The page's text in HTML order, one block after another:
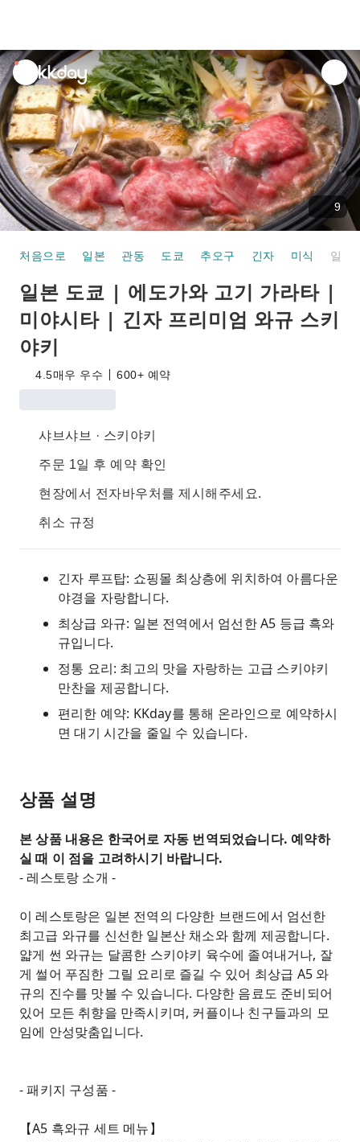
unread
notifications
9
처음으로 일본 관동 도쿄 추오구 긴자 미식
일본 도쿄 | 에도가와 고기 가라타 |
미야시타 | 긴자 프리미엄 와규 스키
야키
4.5매우 우수 600+ 예약
샤브샤브 · 스키야키
주문 1일 후 예약 확인
현장에서 전자바우처를 제시해주세요.
취소 규정
긴자 루프탑: 쇼핑몰 최상층에 위치하여 아름다운
야경을 자랑합니다.
최상급 와규: 일본 전역에서 엄선한 A5 등급 흑와
규입니다.
정통 요리: 최고의 맛을 자랑하는 고급 스키야키
만찬을 제공합니다.
편리한 예약: KKday를 통해 온라인으로 예약하시
면 대기 시간을 줄일 수 있습니다.
상품 설명
본 상품 내용은 한국어로 자동 번역되었습니다. 예약하
실 때 이 점을 고려하시기 바랍니다.
- 레스토랑 소개 -
이 레스토랑은 일본 전역의 다양한 브랜드에서 엄선한
최고급 와규를 신선한 일본산 채소와 함께 제공합니다.
얇게 썬 와규는 달콤한 스키야키 육수에 졸여내거나, 잘
게 썰어 푸짐한 그릴 요리로 즐길 수 있어 최상급 A5 와
규의 진수를 맛볼 수 있습니다. 다양한 음료도 준비되어
있어 모든 취향을 만족시키며, 커플이나 친구들과의 모
임에 안성맞춤입니다.
- 패키지 구성품 -
【A5 흑와규 세트 메뉴】